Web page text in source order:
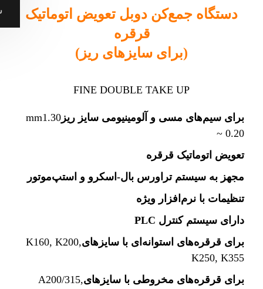
دستگاه جمع‌کن دوبل تعویض اتوماتیک
قرقره
(برای سایزهای ریز)
FINE DOUBLE TAKE UP
برای سیم‌های مسی و آلومینیومی سایز ریز mm1.30
~ 0.20
تعویض اتوماتیک قرقره
مجهز به سیستم تراورس بال-اسکرو و استپ‌موتور
تنظیمات با نرم‌افزار ویژه
دارای سیستم کنترل PLC
برای قرقره‌های استوانه‌ای با سایزهایK160, K200,
K250, K355
برای قرقره‌های مخروطی با سایزهایA200/315,